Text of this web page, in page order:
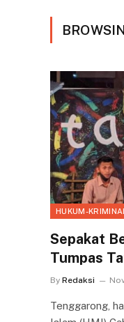
HUKUM-KRIMINAL
Sepakat
Tumpas
By Redaksi
Tenggarong,